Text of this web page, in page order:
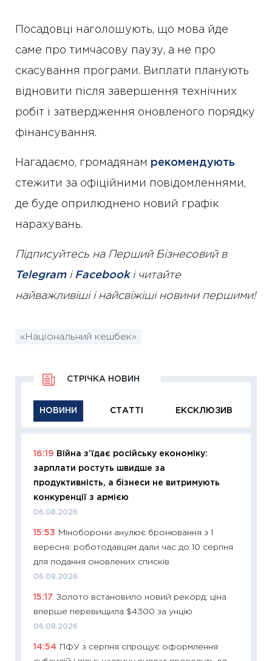
Посадовці наголошують, що мова йде
саме про тимчасову паузу, а не про
скасування програми. Виплати планують
відновити після завершення технічних
робіт і затвердження оновленого порядку
фінансування.
Нагадаємо, громадянам рекомендують
стежити за офіційними повідомленнями,
де буде оприлюднено новий графік
нарахувань.
Підписуйтесь на Перший Бізнесовий в
Telegramі Facebookі читайте
найважливіші і найсвіжіші новини першими!
«Національний кешбек»
НОВИНИ СТАТТІ ЕКСКЛЮЗИВ
СТРІЧКА НОВИН
16:19 Війна з’їдає російську економіку:
зарплати ростуть швидше за
продуктивність, а бізнеси не витримують
конкуренції з армією
06.08.2026
15:53 Міноборони анулює бронювання з 1
вересня: роботодавцям дали час до 10 серпня
для подання оновлених списків
06.08.2026
15:17 Золото встановило новий рекорд: ціна
вперше перевищила $4300 за унцію
06.08.2026
14:54
ПФУ з серпня спрощує оформлення